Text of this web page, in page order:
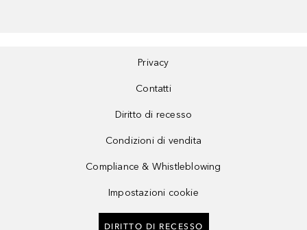
Privacy
Contatti
Diritto di recesso
Condizioni di vendita
Compliance & Whistleblowing
Impostazioni cookie
DIRITTO DI RECESSO